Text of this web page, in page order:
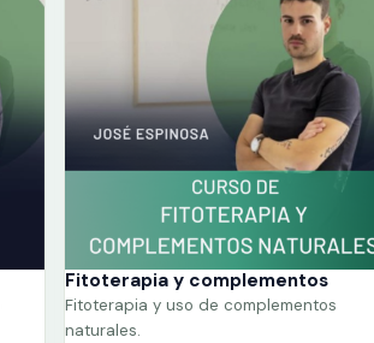
Fitoterapia y complementos
Fitoterapia y uso de complementos
naturales.